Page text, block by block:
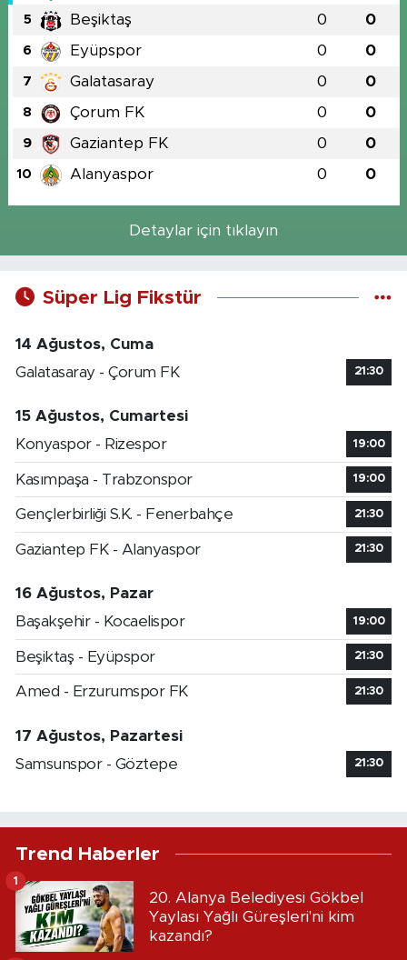
5 Beşiktaş 0 0
6 Eyüpspor 0 0
7 Galatasaray 0 0
8 Çorum FK 0 0
9 Gaziantep FK 0 0
10 Alanyaspor 0 0
Detaylar için tıklayın
Süper Lig Fikstür
14 Ağustos, Cuma
Galatasaray - Çorum FK
21:30
15 Ağustos, Cumartesi
Konyaspor - Rizespor
19:00
Kasımpaşa - Trabzonspor 19:00
Gençlerbirliği S.K. - Fenerbahçe 21:30
Gaziantep FK - Alanyaspor 21:30
16 Ağustos, Pazar
Başakşehir - Kocaelispor
19:00
Beşiktaş - Eyüpspor 21:30
Amed - Erzurumspor FK 21:30
17 Ağustos, Pazartesi
Samsunspor - Göztepe
21:30
Trend Haberler
20. Alanya Belediyesi Gökbel
Yaylası Yağlı Güreşleri'ni kim
kazandı?
1